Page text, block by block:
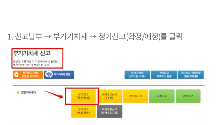
1. 신고납부 → 부가가치세 → 정기신고(확정/예정)를 클릭